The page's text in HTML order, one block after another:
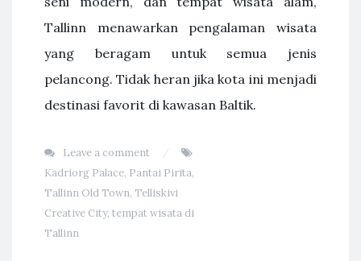
Tallinn menawarkan pengalaman wisata
yang beragam untuk semua jenis
pelancong. Tidak heran jika kota ini menjadi
destinasi favorit di kawasan Baltik.
Leave a comment
Kadriorg Palace, Pantai Pirita,
Tallinn Old Town, Telliskivi
Creative City, tempat wisata di
Tallinn